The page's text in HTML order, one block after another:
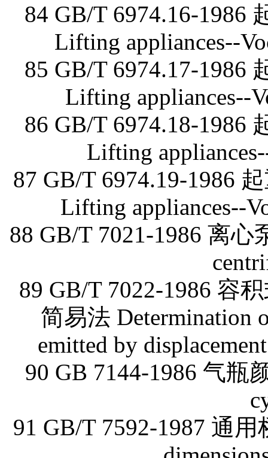
84 GB/T 6974.16-1986
Lifting appliances--
85 GB/T 6974.17-1986
Lifting appliances--
86 GB/T 6974.18-1986
Lifting
87 GB/T 6974.19-1986
Lifting appliances--
88 GB/T 7021-1986 离心
89 GB/T 7022-1986 容
简易法 Determination
emitted by
90 GB 7144-1986 气瓶
91 GB/T 7592-1987 通